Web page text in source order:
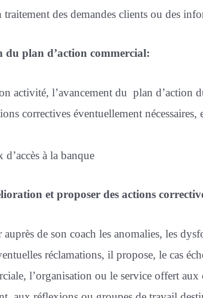
des demandes clients ou des
plan d’action commercial:
activité, l’avancement du plan d’action
correctives éventuellement nécessaires,
à la banque
et proposer des actions
de son coach les anomalies, les
réclamations, il propose, le cas
l’organisation ou le service offert aux